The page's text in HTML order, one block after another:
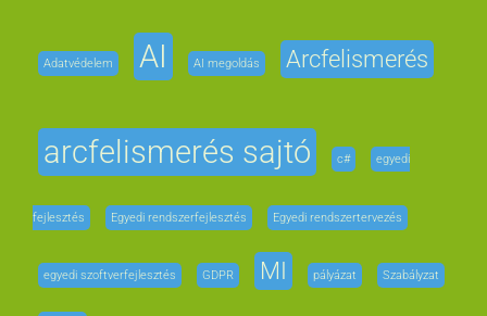
Adatvédelem AI AI megoldás Arcfelismerés
arcfelismerés sajtó c# egyedi
fejlesztés Egyedi rendszerfejlesztés Egyedi rendszertervezés
egyedi szoftverfejlesztés GDPR MI pályázat Szabályzat